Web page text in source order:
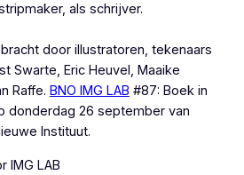
als schrijver.
door illustratoren, tekenaars
Swarte, Eric Heuvel, Maaike
Raffe. BNO IMG LAB #87: Boek in
donderdag 26 september van
Instituut.
IMG LAB